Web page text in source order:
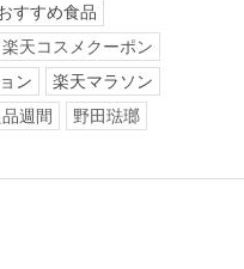
すすめ食品
楽天コスメクーポン
ン
楽天マラソン
週間 野田琺瑯